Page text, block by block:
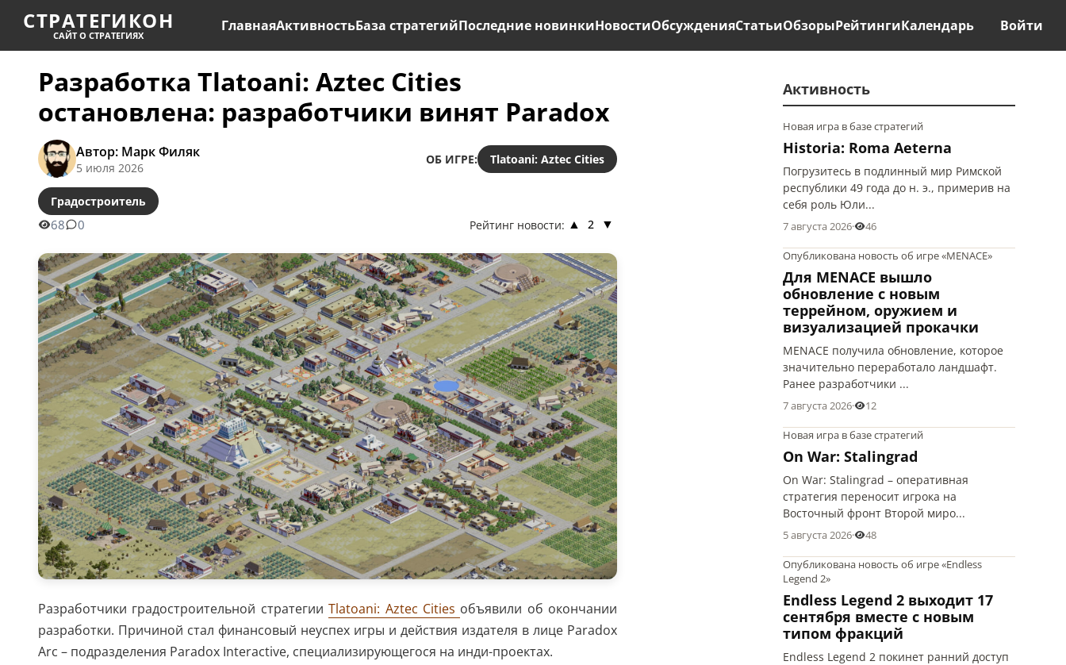
СТРАТЕГИКОН
САЙТ О СТРАТЕГИЯХ
ГлавнаяАктивностьБаза стратегийПоследние новинкиНовостиОбсужденияСтатьиОбзорыРейтингиКалендарь Войти
Разработка Tlatoani: Aztec Cities
остановлена: разработчики винят Paradox
Автор: Марк Филяк
5 июля 2026
ОБ ИГРЕ: Tlatoani: Aztec Cities
Градостроитель
68 0 Рейтинг новости: ▲ 2 ▼
Разработчики градостроительной стратегииTlatoani: Aztec Cities объявили об окончании
разработки. Причиной стал финансовый неуспех игры и действия издателя в лице Paradox
Arc – подразделения Paradox Interactive, специализирующегося на инди-проектах.
Активность
Новая игра в базе стратегий
Historia: Roma Aeterna
Погрузитесь в подлинный мир Римской
республики 49 года до н. э., примерив на
себя роль Юли...
7 августа 2026· 46
Опубликована новость об игре «MENACE»
Для MENACE вышло
обновление с новым
террейном, оружием и
визуализацией прокачки
MENACE получила обновление, которое
значительно переработало ландшафт.
Ранее разработчики ...
7 августа 2026· 12
Новая игра в базе стратегий
On War: Stalingrad
On War: Stalingrad – оперативная
стратегия переносит игрока на
Восточный фронт Второй миро...
5 августа 2026· 48
Опубликована новость об игре «Endless
Legend 2»
Endless Legend 2 выходит 17
сентября вместе с новым
типом фракций
Endless Legend 2 покинет ранний доступ